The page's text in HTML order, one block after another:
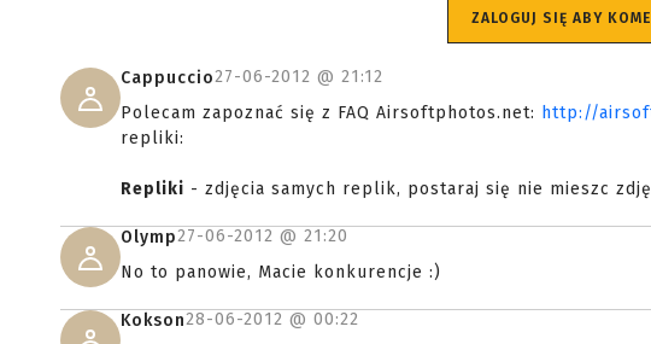
ZALOGUJ SIĘ ABY
Cappuccio27-06-2012 @ 21:12
Polecam zapoznać się z FAQ Airsoftphotos.net: http://
repliki:
Repliki - zdjęcia samych replik, postaraj się nie mieszc
Olymp27-06-2012 @ 21:20
No to panowie, Macie konkurencje :)
Kokson28-06-2012 @ 00:22